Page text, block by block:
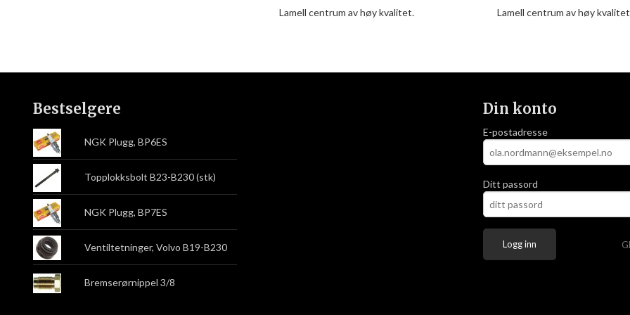
Lamell centrum av høy kvalitet. Lamell centrum av høy
Bestselgere
NGK Plugg, BP6ES
Topplokksbolt B23-B230 (stk)
NGK Plugg, BP7ES
Ventiltetninger, Volvo B19-B230
Bremserørnippel 3/8
Din konto
E-postadresse
Ditt passord